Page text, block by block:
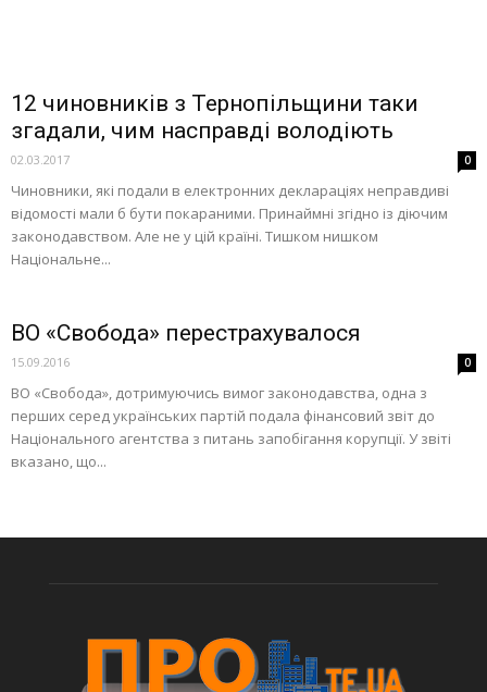
12 чиновників з Тернопільщини таки
згадали, чим насправді володіють
02.03.2017 0
Чиновники, які подали в електронних деклараціях неправдиві
відомості мали б бути покараними. Принаймні згідно із діючим
законодавством. Але не у цій країні. Тишком нишком
Національне...
ВО «Свобода» перестрахувалося
15.09.2016 0
ВО «Свобода», дотримуючись вимог законодавства, одна з
перших серед українських партій подала фінансовий звіт до
Національного агентства з питань запобігання корупції. У звіті
вказано, що...